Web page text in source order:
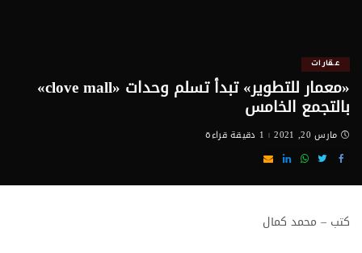
عقارات
«معمار للتطوير» تبدأ تسلم وحدات «clove mall»
بالتجمع الخامس
مارس 20, 2021 1 دقيقة قراءة
كتب – محمد كمال